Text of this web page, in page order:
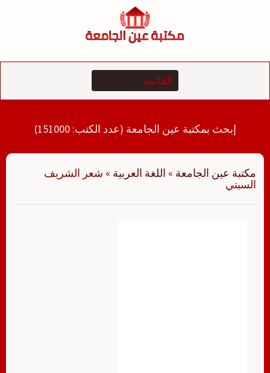
إبحث بمكتبة عين الجامعة (عدد الكتب: 151000)
مكتبة عين الجامعة » اللغة العربية » شعر الشريف
السبتي